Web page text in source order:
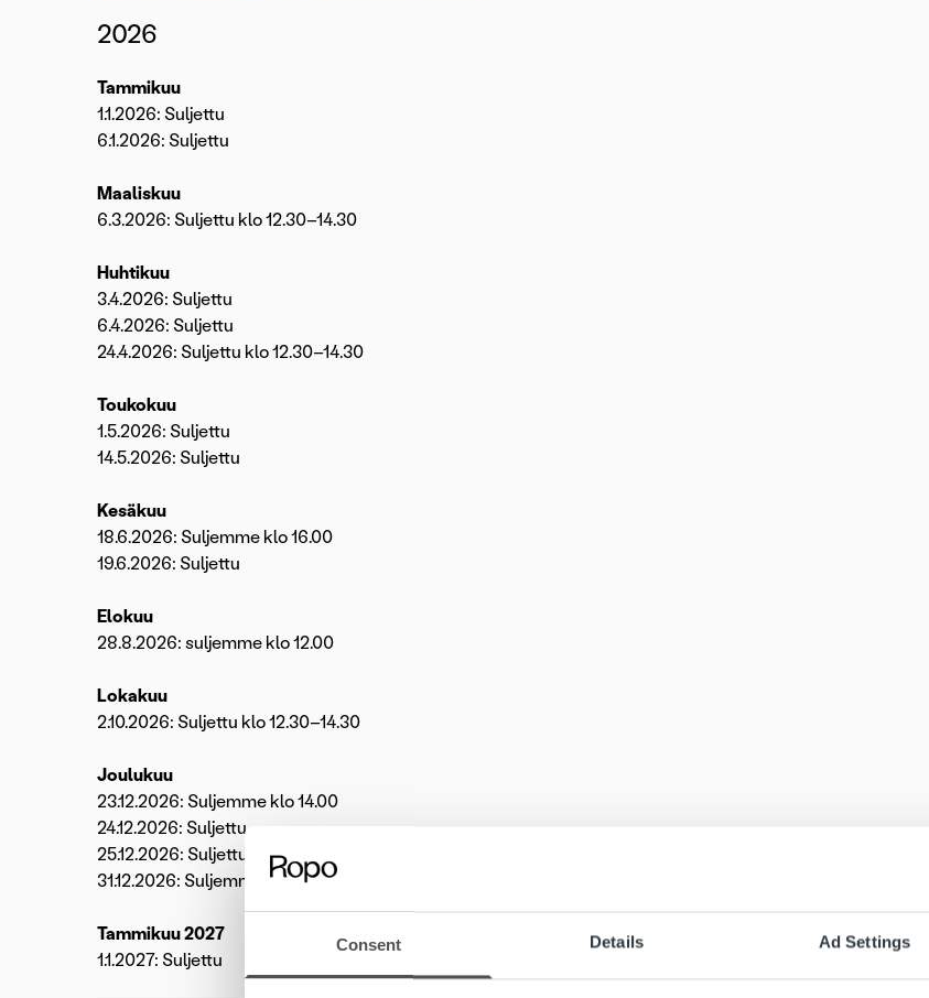
Consent Details Ad Settings
2026
Tammikuu
1.1.2026: Suljettu
6.1.2026: Suljettu
Maaliskuu
6.3.2026: Suljettu klo 12.30–14.30
Huhtikuu
3.4.2026: Suljettu
6.4.2026: Suljettu
24.4.2026: Suljettu klo 12.30–14.30
Toukokuu
1.5.2026: Suljettu
14.5.2026: Suljettu
Kesäkuu
18.6.2026: Suljemme klo 16.00
19.6.2026: Suljettu
Elokuu
28.8.2026: suljemme klo 12.00
Lokakuu
2.10.2026: Suljettu klo 12.30–14.30
Joulukuu
23.12.2026: Suljemme klo 14.00
24.12.2026: Suljettu
25.12.2026: Suljettu
31.12.2026: Suljemme klo 16.00
Tammikuu 2027
1.1.2027: Suljettu